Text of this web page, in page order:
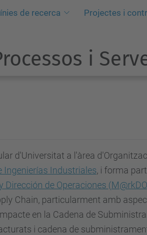
de recerca Projectes i
i
d'Universitat a l'àrea
Ingenierías Industriales, i forma part
de Operaciones
Chain, particularment amb
en la Cadena de
i cadena de